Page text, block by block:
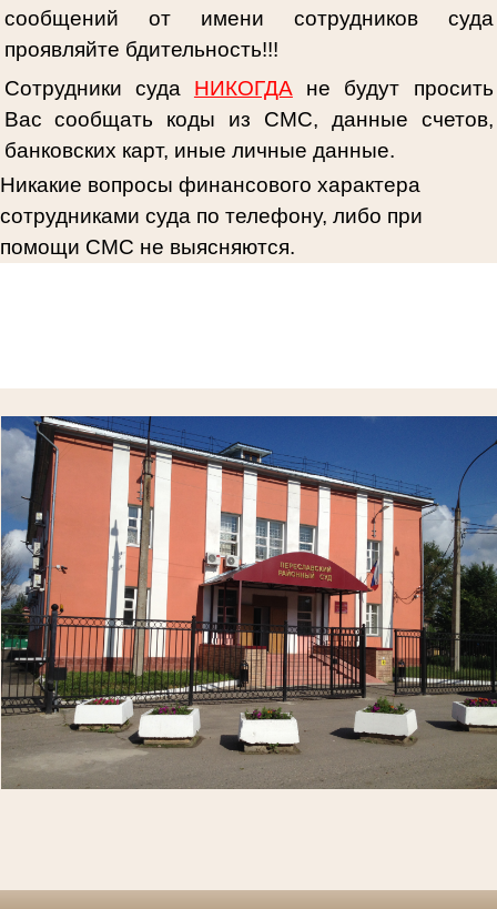
сообщений от имени сотрудников суда
проявляйте бдительность!!!
Сотрудники суда НИКОГДА не будут просить
Вас сообщать коды из СМС, данные счетов,
банковских карт, иные личные данные.
Никакие вопросы финансового характера
сотрудниками суда по телефону, либо при
помощи СМС не выясняются.